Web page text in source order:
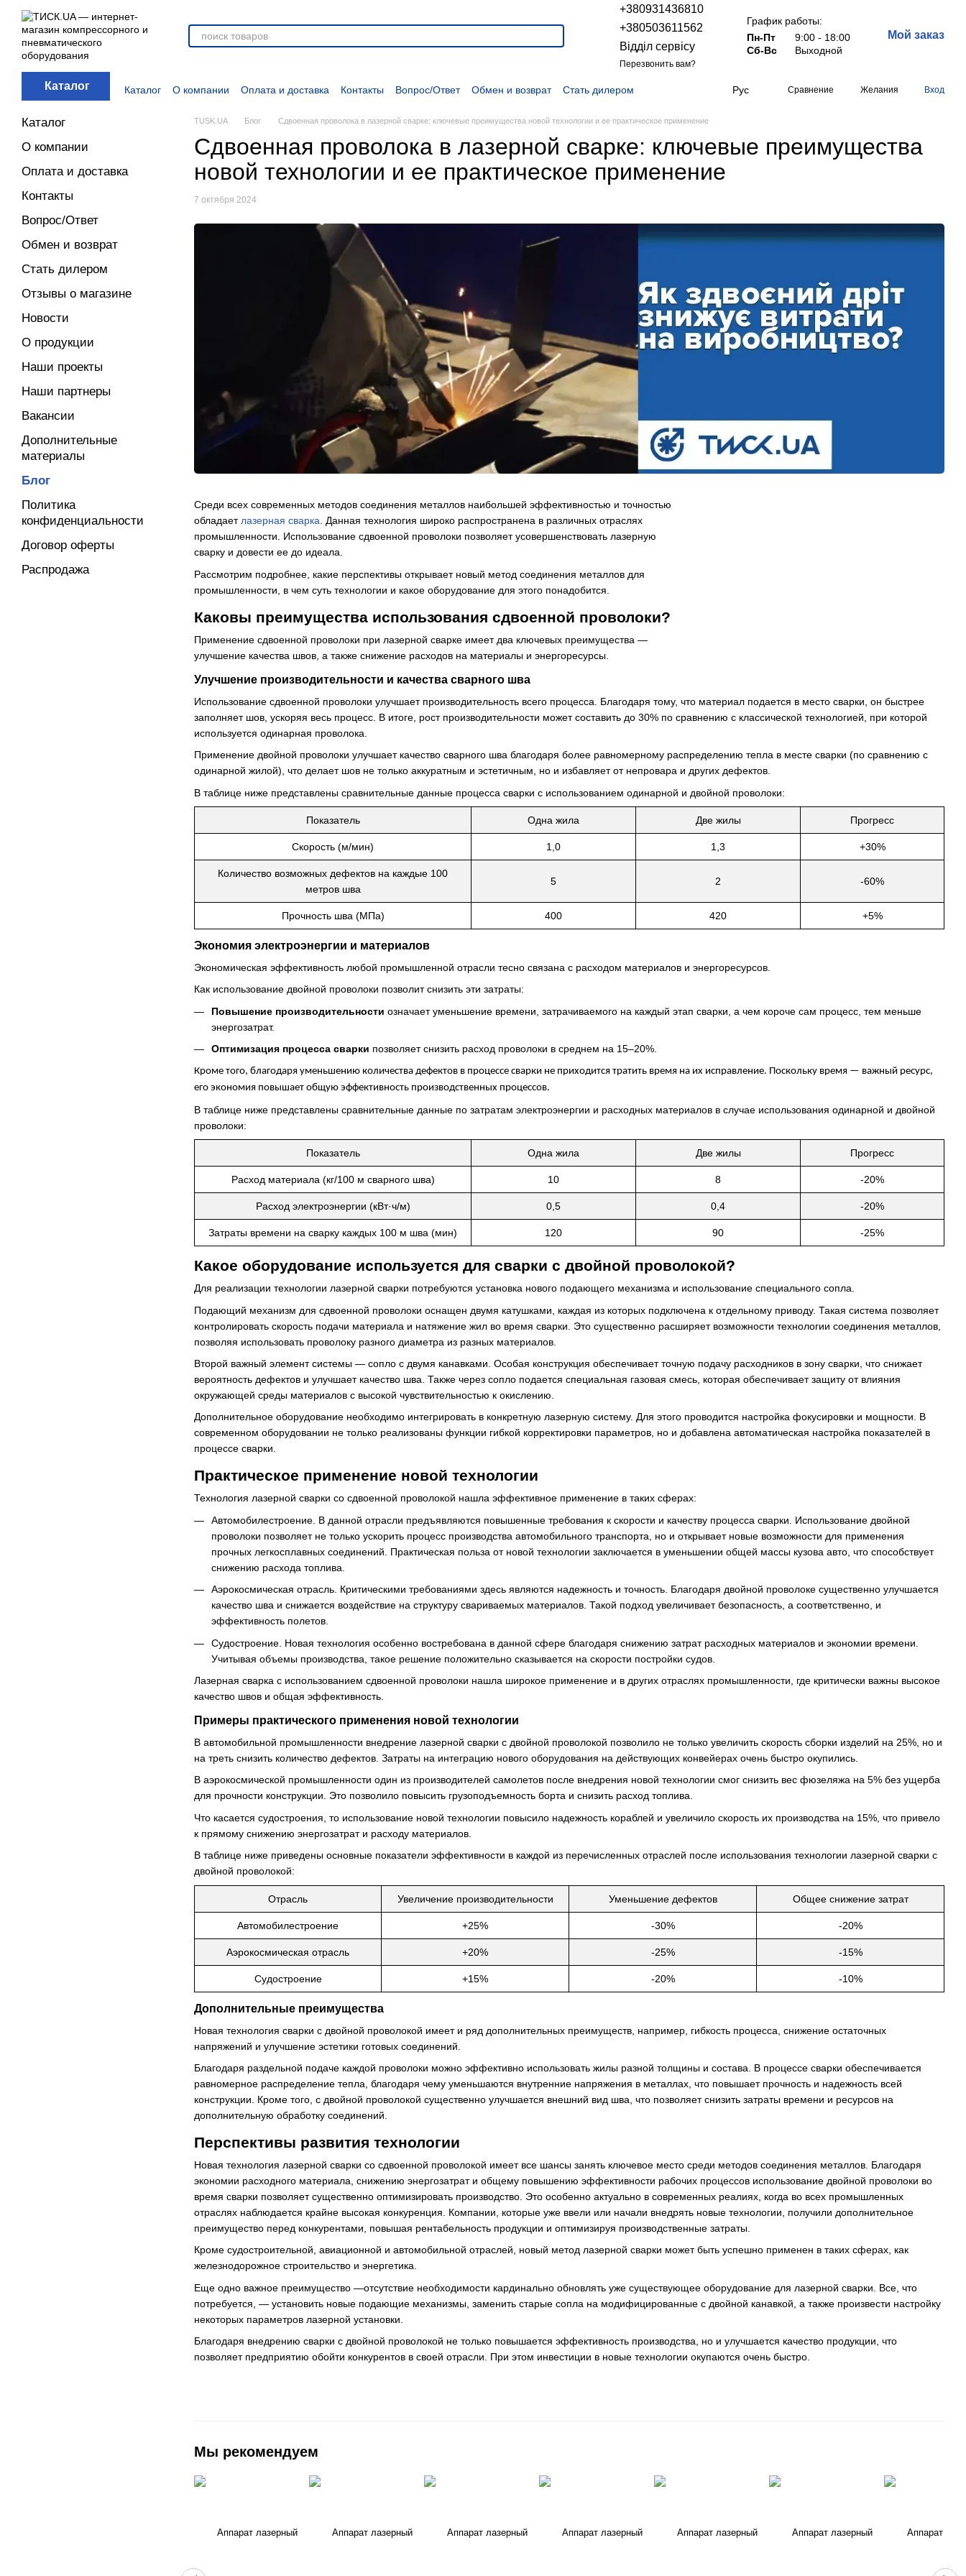
Перейти к основному контенту
+380931436810
+380503611562
Відділ сервісу
Перезвонить вам?
График работы:
Пн-Пт
9:00 - 18:00
Сб-Вс
Выходной
Мой заказ
Каталог Каталог О компании Оплата и доставка Контакты Вопрос/Ответ Обмен и возврат
Стать дилером
Дополнительные материалы
Блог Политика конфиденциальности Договор оферты Распродажа
Рус Сравнение Желания Вход
TUSK.UA Блог Сдвоенная проволока в лазерной сварке: ключевые преимущества новой технологии и ее практическое применение
Сдвоенная проволока в лазерной сварке: ключевые преимущества
новой технологии и ее практическое применение
7 октября 2024
Среди всех современных методов соединения металлов наибольшей эффективностью и точностью
обладаетлазерная сварка. Данная технология широко распространена в различных отраслях
промышленности. Использование сдвоенной проволоки позволяет усовершенствовать лазерную
сварку и довести ее до идеала.
Рассмотрим подробнее, какие перспективы открывает новый метод соединения металлов для
промышленности, в чем суть технологии и какое оборудование для этого понадобится.
Каковы преимущества использования сдвоенной проволоки?
Применение сдвоенной проволоки при лазерной сварке имеет два ключевых преимущества —
улучшение качества швов, а также снижение расходов на материалы и энергоресурсы.
Улучшение производительности и качества сварного шва
Использование сдвоенной проволоки улучшает производительность всего процесса. Благодаря тому, что материал подается в место сварки, он быстрее
заполняет шов, ускоряя весь процесс. В итоге, рост производительности может составить до 30% по сравнению с классической технологией, при которой
используется одинарная проволока.
Применение двойной проволоки улучшает качество сварного шва благодаря более равномерному распределению тепла в месте сварки (по сравнению с
одинарной жилой), что делает шов не только аккуратным и эстетичным, но и избавляет от непровара и других дефектов.
В таблице ниже представлены сравнительные данные процесса сварки с использованием одинарной и двойной проволоки:
Показатель Одна жила Две жилы Прогресс
Скорость (м/мин) 1,0 1,3 +30%
Количество возможных дефектов на каждые 100
метров шва
5 2 -60%
Прочность шва (МПа) 400 420 +5%
Экономия электроэнергии и материалов
Экономическая эффективность любой промышленной отрасли тесно связана с расходом материалов и энергоресурсов.
Как использование двойной проволоки позволит снизить эти затраты:
Повышение производительности означает уменьшение времени, затрачиваемого на каждый этап сварки, а чем короче сам процесс, тем меньше
энергозатрат.
Оптимизация процесса сварки позволяет снизить расход проволоки в среднем на 15–20%.
Кроме того, благодаря уменьшению количества дефектов в процессе сварки не приходится тратить время на их исправление. Поскольку время — важный ресурс,
его экономия повышает общую эффективность производственных процессов.
В таблице ниже представлены сравнительные данные по затратам электроэнергии и расходных материалов в случае использования одинарной и двойной
проволоки:
Показатель Одна жила Две жилы Прогресс
Расход материала (кг/100 м сварного шва) 10 8 -20%
Расход электроэнергии (кВт·ч/м) 0,5 0,4 -20%
Затраты времени на сварку каждых 100 м шва (мин) 120 90 -25%
Какое оборудование используется для сварки с двойной проволокой?
Для реализации технологии лазерной сварки потребуются установка нового подающего механизма и использование специального сопла.
Подающий механизм для сдвоенной проволоки оснащен двумя катушками, каждая из которых подключена к отдельному приводу. Такая система позволяет
контролировать скорость подачи материала и натяжение жил во время сварки. Это существенно расширяет возможности технологии соединения металлов,
позволяя использовать проволоку разного диаметра из разных материалов.
Второй важный элемент системы — сопло с двумя канавками. Особая конструкция обеспечивает точную подачу расходников в зону сварки, что снижает
вероятность дефектов и улучшает качество шва. Также через сопло подается специальная газовая смесь, которая обеспечивает защиту от влияния
окружающей среды материалов с высокой чувствительностью к окислению.
Дополнительное оборудование необходимо интегрировать в конкретную лазерную систему. Для этого проводится настройка фокусировки и мощности. В
современном оборудовании не только реализованы функции гибкой корректировки параметров, но и добавлена автоматическая настройка показателей в
процессе сварки.
Практическое применение новой технологии
Технология лазерной сварки со сдвоенной проволокой нашла эффективное применение в таких сферах:
Автомобилестроение. В данной отрасли предъявляются повышенные требования к скорости и качеству процесса сварки. Использование двойной
проволоки позволяет не только ускорить процесс производства автомобильного транспорта, но и открывает новые возможности для применения
прочных легкосплавных соединений. Практическая польза от новой технологии заключается в уменьшении общей массы кузова авто, что способствует
снижению расхода топлива.
Аэрокосмическая отрасль. Критическими требованиями здесь являются надежность и точность. Благодаря двойной проволоке существенно улучшается
качество шва и снижается воздействие на структуру свариваемых материалов. Такой подход увеличивает безопасность, а соответственно, и
эффективность полетов.
Судостроение. Новая технология особенно востребована в данной сфере благодаря снижению затрат расходных материалов и экономии времени.
Учитывая объемы производства, такое решение положительно сказывается на скорости постройки судов.
Лазерная сварка с использованием сдвоенной проволоки нашла широкое применение и в других отраслях промышленности, где критически важны высокое
качество швов и общая эффективность.
Примеры практического применения новой технологии
В автомобильной промышленности внедрение лазерной сварки с двойной проволокой позволило не только увеличить скорость сборки изделий на 25%, но и
на треть снизить количество дефектов. Затраты на интеграцию нового оборудования на действующих конвейерах очень быстро окупились.
В аэрокосмической промышленности один из производителей самолетов после внедрения новой технологии смог снизить вес фюзеляжа на 5% без ущерба
для прочности конструкции. Это позволило повысить грузоподъемность борта и снизить расход топлива.
Что касается судостроения, то использование новой технологии повысило надежность кораблей и увеличило скорость их производства на 15%, что привело
к прямому снижению энергозатрат и расходу материалов.
В таблице ниже приведены основные показатели эффективности в каждой из перечисленных отраслей после использования технологии лазерной сварки с
двойной проволокой:
Отрасль Увеличение производительности Уменьшение дефектов Общее снижение затрат
Автомобилестроение +25% -30% -20%
Аэрокосмическая отрасль +20% -25% -15%
Судостроение +15% -20% -10%
Дополнительные преимущества
Новая технология сварки с двойной проволокой имеет и ряд дополнительных преимуществ, например, гибкость процесса, снижение остаточных
напряжений и улучшение эстетики готовых соединений.
Благодаря раздельной подаче каждой проволоки можно эффективно использовать жилы разной толщины и состава. В процессе сварки обеспечивается
равномерное распределение тепла, благодаря чему уменьшаются внутренние напряжения в металлах, что повышает прочность и надежность всей
конструкции. Кроме того, с двойной проволокой существенно улучшается внешний вид шва, что позволяет снизить затраты времени и ресурсов на
дополнительную обработку соединений.
Перспективы развития технологии
Новая технология лазерной сварки со сдвоенной проволокой имеет все шансы занять ключевое место среди методов соединения металлов. Благодаря
экономии расходного материала, снижению энергозатрат и общему повышению эффективности рабочих процессов использование двойной проволоки во
время сварки позволяет существенно оптимизировать производство. Это особенно актуально в современных реалиях, когда во всех промышленных
отраслях наблюдается крайне высокая конкуренция. Компании, которые уже ввели или начали внедрять новые технологии, получили дополнительное
преимущество перед конкурентами, повышая рентабельность продукции и оптимизируя производственные затраты.
Кроме судостроительной, авиационной и автомобильной отраслей, новый метод лазерной сварки может быть успешно применен в таких сферах, как
железнодорожное строительство и энергетика.
Еще одно важное преимущество —отсутствие необходимости кардинально обновлять уже существующее оборудование для лазерной сварки. Все, что
потребуется, — установить новые подающие механизмы, заменить старые сопла на модифицированные с двойной канавкой, а также произвести настройку
некоторых параметров лазерной установки.
Благодаря внедрению сварки с двойной проволокой не только повышается эффективность производства, но и улучшается качество продукции, что
позволяет предприятию обойти конкурентов в своей отрасли. При этом инвестиции в новые технологии окупаются очень быстро.
Мы рекомендуем
Каталог
О компании
Оплата и доставка
Контакты
Вопрос/Ответ
Обмен и возврат
Стать дилером
Отзывы о магазине
Новости
О продукции
Наши проекты
Наши партнеры
Вакансии
Дополнительные
материалы
Блог
Политика
конфиденциальности
Договор оферты
Распродажа